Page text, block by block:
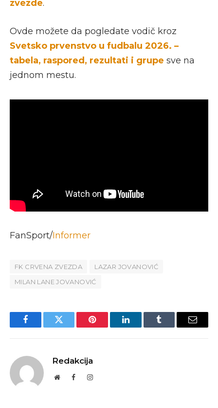
zvezde.
Ovde možete da pogledate vodič kroz
Svetsko prvenstvo u fudbalu 2026. –
tabela, raspored, rezultati i grupe sve na
jednom mestu.
FanSport/Informer
FK CRVENA ZVEZDA
LAZAR JOVANOVIĆ
MILAN LANE JOVANOVIĆ
FacebookTwitter Pinterest LinkedInTumblr Email
Redakcija
WebsiteFacebookInstagram